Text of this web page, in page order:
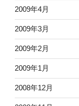
2009年4月
2009年3月
2009年2月
2009年1月
2008年12月